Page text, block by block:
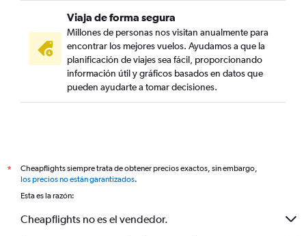
Viaja de forma segura
Millones de personas nos visitan anualmente para
encontrar los mejores vuelos. Ayudamos a que la
planificación de viajes sea fácil, proporcionando
información útil y gráficos basados en datos que
pueden ayudarte a tomar decisiones.
*
Cheapflights siempre trata de obtener precios exactos, sin embargo,
los precios no están garantizados.
Esta es la razón:
Cheapflights no es el vendedor.